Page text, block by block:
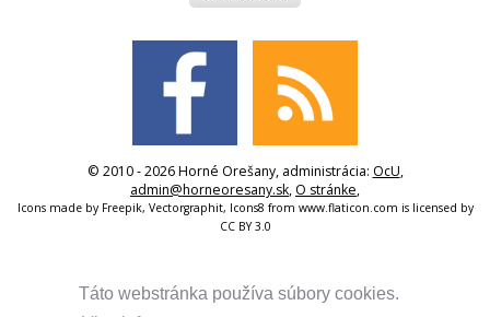
Táto webstránka používa súbory cookies.
© 2010 - 2026 Horné Orešany, administrácia: OcU,
admin@horneoresany.sk, O stránke,
Icons made by Freepik, Vectorgraphit, Icons8 from www.flaticon.com is licensed by
CC BY 3.0